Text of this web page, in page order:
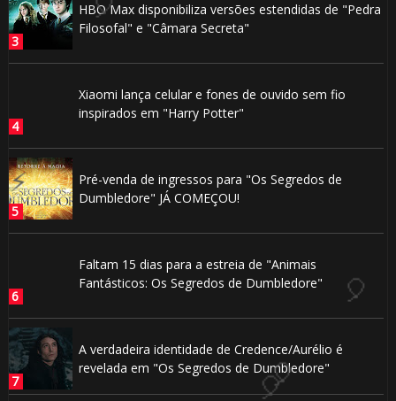
HBO Max disponibiliza versões estendidas de "Pedra
Filosofal" e "Câmara Secreta"
Xiaomi lança celular e fones de ouvido sem fio
inspirados em "Harry Potter"
Pré-venda de ingressos para "Os Segredos de
Dumbledore" JÁ COMEÇOU!
Faltam 15 dias para a estreia de "Animais
Fantásticos: Os Segredos de Dumbledore"
A verdadeira identidade de Credence/Aurélio é
revelada em "Os Segredos de Dumbledore"
🎂
🎈